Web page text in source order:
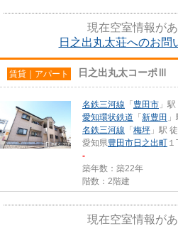
現在空室情報があ
日之出丸太荘へのお問
賃貸｜アパート 日之出丸太コーポⅢ
名鉄三河線 「 豊田市 」
愛知環状鉄道 「 新豊田
名鉄三河線 「 梅坪 」駅
愛知県豊田市日之出町
-
築年数：築22年
階数：2階建
現在空室情報があ